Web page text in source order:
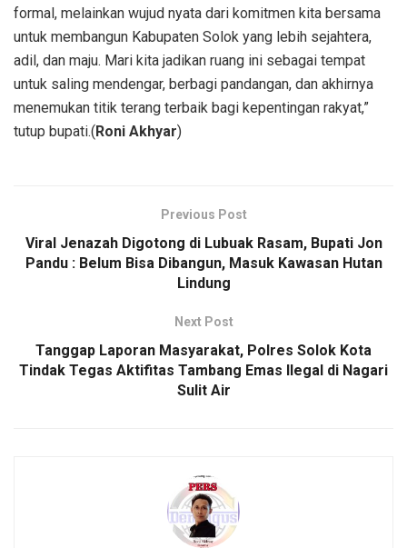
formal, melainkan wujud nyata dari komitmen kita bersama
untuk membangun Kabupaten Solok yang lebih sejahtera,
adil, dan maju. Mari kita jadikan ruang ini sebagai tempat
untuk saling mendengar, berbagi pandangan, dan akhirnya
menemukan titik terang terbaik bagi kepentingan rakyat,”
tutup bupati.( Roni Akhyar)
Previous Post
Viral Jenazah Digotong di Lubuak Rasam, Bupati Jon
Pandu : Belum Bisa Dibangun, Masuk Kawasan Hutan
Lindung
Next Post
Tanggap Laporan Masyarakat, Polres Solok Kota
Tindak Tegas Aktifitas Tambang Emas Ilegal di Nagari
Sulit Air